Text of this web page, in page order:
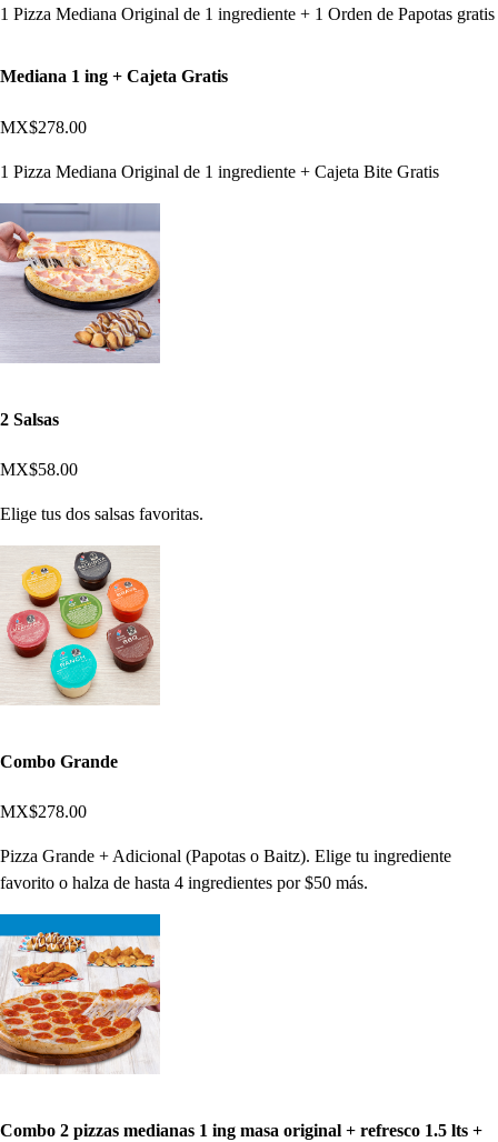
1 Pizza Mediana Original de 1 ingrediente + 1 Orden de Papotas gratis
Mediana 1 ing + Cajeta Gratis
MX$278.00
1 Pizza Mediana Original de 1 ingrediente + Cajeta Bite Gratis
2 Salsas
MX$58.00
Elige tus dos salsas favoritas.
Combo Grande
MX$278.00
Pizza Grande + Adicional (Papotas o Baitz). Elige tu ingrediente
favorito o halza de hasta 4 ingredientes por $50 más.
Combo 2 pizzas medianas 1 ing masa original + refresco 1.5 lts +